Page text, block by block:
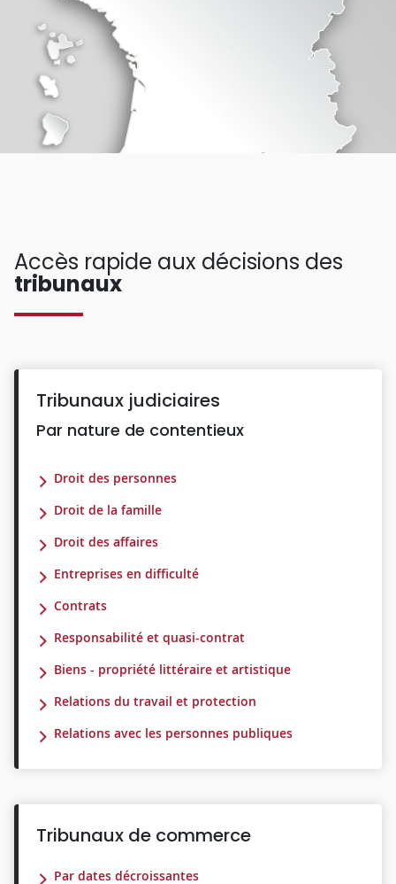
Accès rapide aux décisions des
tribunaux
Tribunaux judiciaires
Par nature de contentieux
Droit des personnes
Droit de la famille
Droit des affaires
Entreprises en difficulté
Contrats
Responsabilité et quasi-contrat
Biens - propriété littéraire et artistique
Relations du travail et protection
Relations avec les personnes publiques
Tribunaux de commerce
Par dates décroissantes